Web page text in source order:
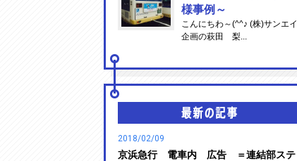
様事例～
こんにちわ～(^^♪ (株)サンエイ
企画の萩田 梨...
2018/02/09
京浜急行 電車内 広告 ＝連結部ステ